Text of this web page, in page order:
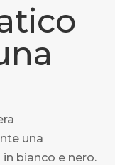
una
bianco e nero.